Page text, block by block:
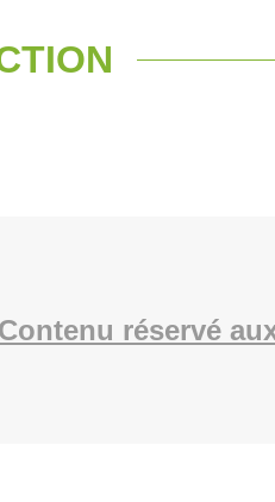
Contenu réservé